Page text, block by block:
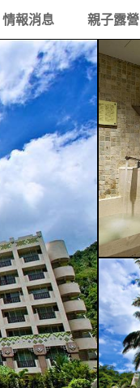
情報消息 親子露營